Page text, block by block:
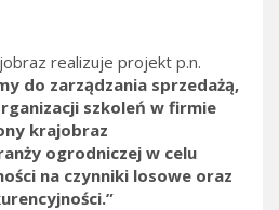
realizuje projekt p.n.
do zarządzania sprzedażą,
szkoleń w firmie
krajobraz
ogrodniczej w celu
na czynniki losowe oraz